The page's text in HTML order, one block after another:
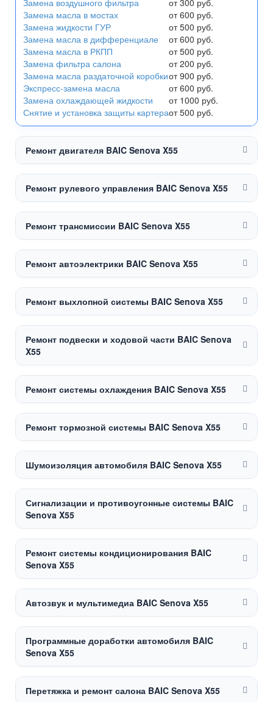
Замена воздушного фильтра
от 300 руб.
Замена масла в мостах
от 600 руб.
Замена жидкости ГУР
от 500 руб.
Замена масла в дифференциале
от 600 руб.
Замена масла в РКПП
от 500 руб.
Замена фильтра салона
от 200 руб.
Замена масла раздаточной коробкиот 900 руб.
Экспресс-замена масла
от 600 руб.
Замена охлаждающей жидкости
от 1000 руб.
Снятие и установка защиты картераот 500 руб.
Ремонт двигателя BAIC Senova X55
Ремонт рулевого управления BAIC Senova X55
Ремонт трансмиссии BAIC Senova X55
Ремонт автоэлектрики BAIC Senova X55
Ремонт выхлопной системы BAIC Senova X55
Ремонт подвески и ходовой части BAIC Senova
X55
Ремонт системы охлаждения BAIC Senova X55
Ремонт тормозной системы BAIC Senova X55
Шумоизоляция автомобиля BAIC Senova X55
Сигнализации и противоугонные системы BAIC
Senova X55
Ремонт системы кондиционирования BAIC
Senova X55
Автозвук и мультимедиа BAIC Senova X55
Программные доработки автомобиля BAIC
Senova X55
Перетяжка и ремонт салона BAIC Senova X55